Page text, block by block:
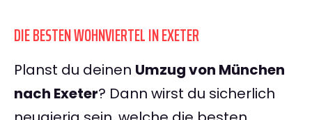
DIE BESTEN WOHNVIERTEL IN EXETER
Planst du deinen Umzug von München
nach Exeter? Dann wirst du sicherlich